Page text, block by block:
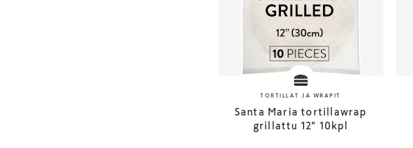
TORTILLAT JA WRAPIT
Santa Maria tortillawrap
grillattu 12" 10kpl